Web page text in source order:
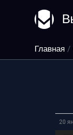
содержимому
Главная
20